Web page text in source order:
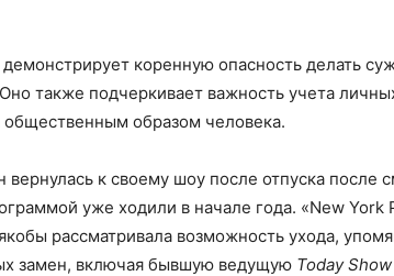
коренную опасность делать
также подчеркивает важность учета
общественным образом человека.
вернулась к своему шоу после отпуска после
уже ходили в начале года. «New
рассматривала возможность ухода,
замен, включая бывшую ведущую Today Show